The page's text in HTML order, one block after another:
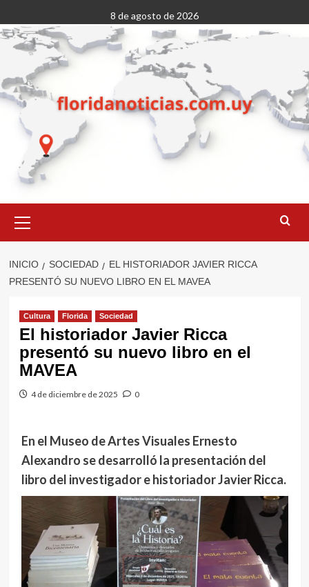
al
contenido
8 de agosto de 2026
primario
INICIO SOCIEDAD
EL HISTORIADOR JAVIER RICCA
PRESENTÓ SU NUEVO LIBRO EN EL MAVEA
Cultura Florida Sociedad
El historiador Javier Ricca
presentó su nuevo libro en el
MAVEA
4 de diciembre de 2025 0
En el Museo de Artes Visuales Ernesto
Alexandro se desarrolló la presentación del
libro del investigador e historiador Javier Ricca.